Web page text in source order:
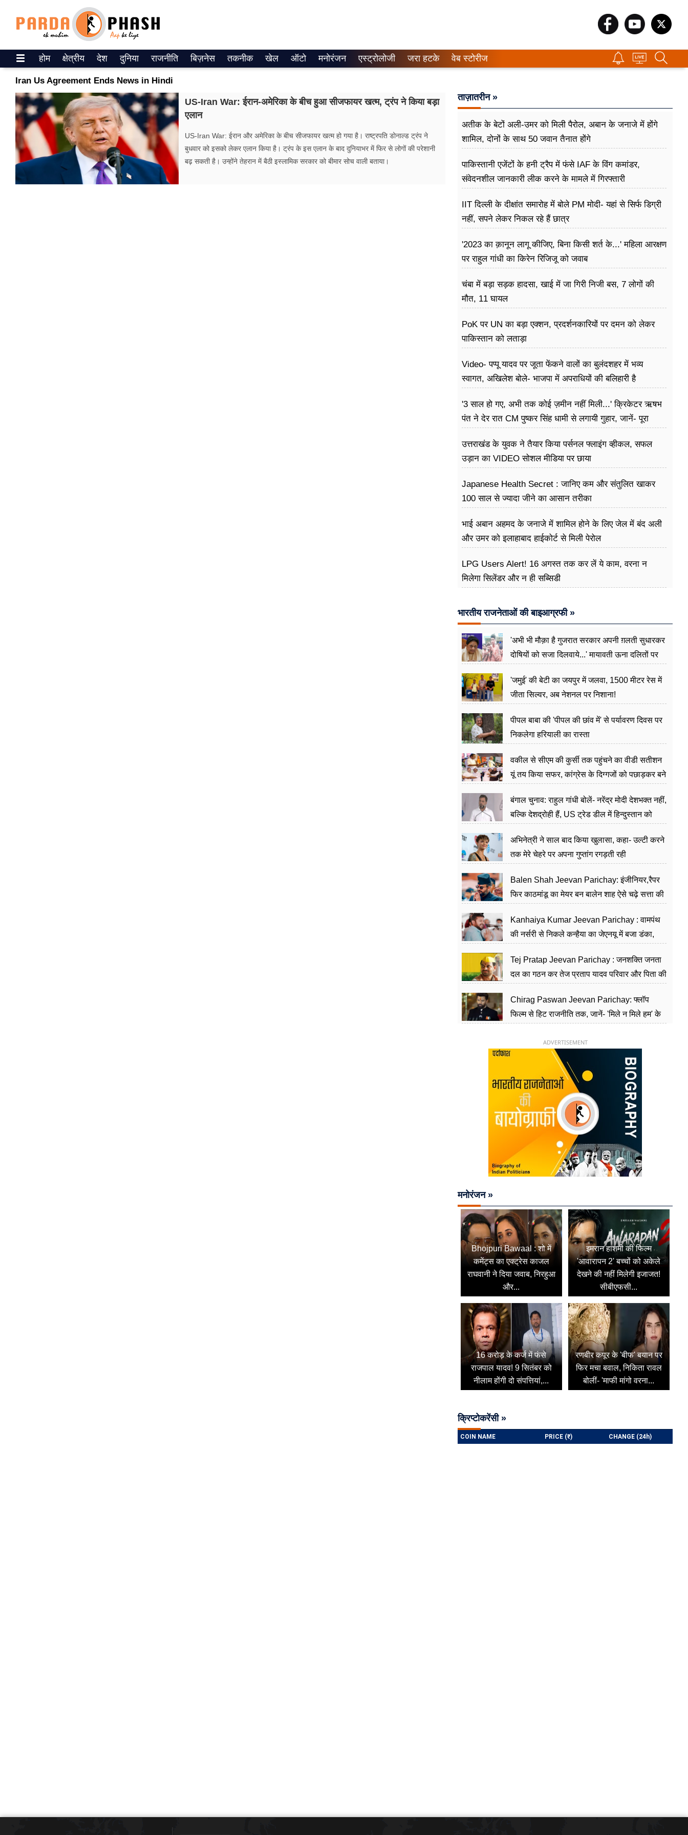
ePaper
वेब स्टोरीज
उत्तर प्रदेश
गैलरी
वीडियो
रिलेशनशिप
होम क्षेत्रीय देश दुनिया राजनीति बिज़नेस तकनीक खेल ऑटो मनोरंजन एस्ट्रोलोजी जरा हटके वेब स्टोरीज
Iran Us Agreement Ends News in Hindi
US-Iran War: ईरान-अमेरिका के बीच हुआ सीजफायर खत्म, ट्रंप ने किया बड़ा
एलान
US-Iran War: ईरान और अमेरिका के बीच सीजफायर ​खत्म हो गया है। राष्ट्रपति डोनाल्ड ट्रंप ने
बुधवार को इसको लेकर एलान किया है। ट्रंप के इस एलान के बाद दुनियाभर में फिर से ​लोगों की परेशानी
बढ़ सकती है। उन्होंने तेहरान में बैठी इस्लामिक सरकार को बीमार सोच वाली बताया।
ताज़ातरीन »
अतीक के बेटों अली-उमर को मिली पैरोल, अबान के जनाजे में होंगे
शामिल, दोनों के साथ 50 जवान तैनात होंगे
पाकिस्तानी एजेंटों के हनी ट्रैप में फंसे IAF के विंग कमांडर,
संवेदनशील जानकारी लीक करने के मामले में गिरफ्तारी
IIT दिल्ली के दीक्षांत समारोह में बोले PM मोदी- यहां से सिर्फ डिग्री
नहीं, सपने लेकर निकल रहे हैं छात्र
'2023 का क़ानून लागू कीजिए, बिना किसी शर्त के...' महिला आरक्षण
पर राहुल गांधी का किरेन रिजिजू को जवाब
चंबा में बड़ा सड़क हादसा, खाई में जा गिरी निजी बस, 7 लोगों की
मौत, 11 घायल
PoK पर UN का बड़ा एक्शन, प्रदर्शनकारियों पर दमन को लेकर
पाकिस्तान को लताड़ा
Video- पप्पू यादव पर जूता फेंकने वालों का बुलंदशहर में भव्य
स्वागत, अखिलेश बोले- भाजपा में अपराधियों की बलिहारी है
'3 साल हो गए, अभी तक कोई ज़मीन नहीं मिली...' क्रिकेटर ऋषभ
पंत ने देर रात CM पुष्कर सिंह धामी से लगायी गुहार, जानें- पूरा
उत्तराखंड के युवक ने तैयार किया पर्सनल फ्लाइंग व्हीकल, सफल
उड़ान का VIDEO सोशल मीडिया पर छाया
Japanese Health Secret : जानिए कम और संतुलित खाकर
100 साल से ज्यादा जीने का आसान तरीका
भाई अबान अहमद के जनाजे में शामिल होने के लिए जेल में बंद अली
और उमर को इलाहाबाद हाईकोर्ट से मिली पेरोल
LPG Users Alert! 16 अगस्त तक कर लें ये काम, वरना न
मिलेगा सिलेंडर और न ही सब्सिडी
भारतीय राजनेताओं की बाइआग्रफी »
'अभी भी मौक़ा है गुजरात सरकार अपनी ग़लती सुधारकर
दोषियों को सजा दिलवाये...' मायावती ऊना दलितों पर
'जमुई' की बेटी का जयपुर में जलवा, 1500 मीटर रेस में
जीता सिल्वर, अब नेशनल पर निशाना!
पीपल बाबा की 'पीपल की छांव में' से पर्यावरण दिवस पर
निकलेगा हरियाली का रास्ता
वकील से सीएम की कुर्सी तक पहुंचने का वीडी सतीशन
यूं तय किया सफर, कांग्रेस के दिग्गजों को पछाड़कर बने
बंगाल चुनाव: राहुल गांधी बोलें- नरेंद्र मोदी देशभक्त नहीं,
बल्कि देशद्रोही हैं, US ट्रेड डील में हिन्दुस्तान को
अभिनेत्री ने साल बाद किया खुलासा, कहा- उल्टी करने
तक मेरे चेहरे पर अपना गुप्तांग रगड़ती रही
Balen Shah Jeevan Parichay: इंजीनियर,रैपर
फिर काठमांडू का मेयर बन बालेन शाह ऐसे चढ़े सत्ता की
Kanhaiya Kumar Jeevan Parichay : वामपंथ
की नर्सरी से निकले कन्हैया का जेएनयू में बजा डंका,
Tej Pratap Jeevan Parichay : जनशक्ति जनता
दल का गठन कर तेज प्रताप यादव परिवार और पिता की
Chirag Paswan Jeevan Parichay: फ्लॉप
फिल्म से हिट राजनीति तक, जानें- 'मिले न मिले हम' के
ADVERTISEMENT
मनोरंजन »
Bhojpuri Bawaal : शो में
कमेंट्स का एक्ट्रेस काजल
राघवानी ने दिया जवाब, निरहुआ
और...
इमरान हाशमी की फिल्म
'आवारापन 2' बच्चों को अकेले
देखने की नहीं मिलेगी इजाजत!
सीबीएफसी...
16 करोड़ के कर्ज में फंसे
राजपाल यादव! 9 सितंबर को
नीलाम होंगी दो संपत्तियां,...
रणबीर कपूर के 'बीफ' बयान पर
फिर मचा बवाल, निकिता रावल
बोलीं- 'माफी मांगो वरना...
क्रिप्टोकरेंसी »